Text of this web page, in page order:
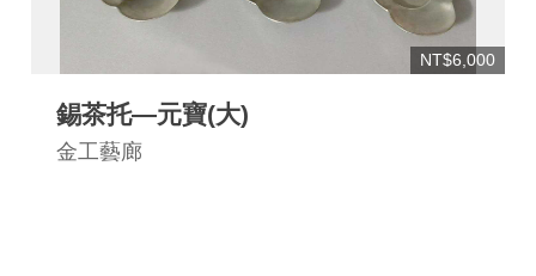
NT$6,000
錫茶托—元寶(大)
金工藝廊